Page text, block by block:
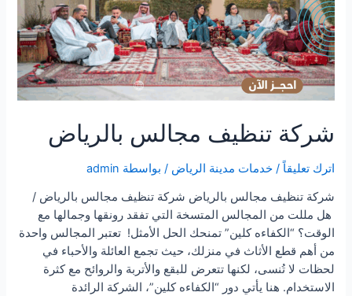
شركة تنظيف مجالس بالرياض
اترك تعليقاً /خدمات مدينة الرياض / بواسطة admin
شركة تنظيف مجالس بالرياض شركة تنظيف مجالس بالرياض /
هل مللت من المجالس المتسخة التي تفقد رونقها وجمالها مع
الوقت؟ “الكفاءه كلين” تمنحك الحل الأمثل! تعتبر المجالس واحدة
من أهم قطع الأثاث في منزلك، حيث تجمع العائلة والأحباء في
لحظات لا تُنسى، لكنها تتعرض للبقع والأتربة والروائح مع كثرة
الاستخدام. هنا يأتي دور “الكفاءه كلين”، الشركة الرائدة